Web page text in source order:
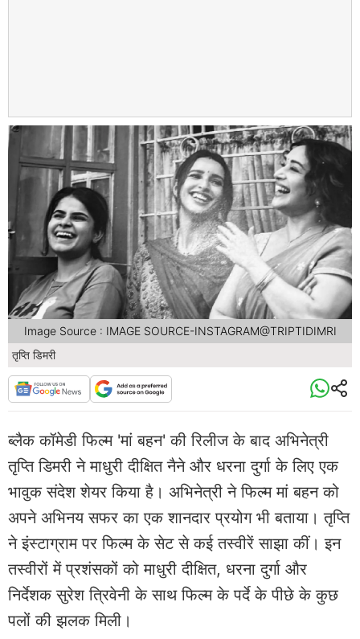
तृप्ति डिमरी
Image Source : IMAGE SOURCE-INSTAGRAM@TRIPTIDIMRI
ब्लैक कॉमेडी फिल्म 'मां बहन' की रिलीज के बाद अभिनेत्री
तृप्ति डिमरी ने माधुरी दीक्षित नैने और धरना दुर्गा के लिए एक
भावुक संदेश शेयर किया है। अभिनेत्री ने फिल्म मां बहन को
अपने अभिनय सफर का एक शानदार प्रयोग भी बताया। तृप्ति
ने इंस्टाग्राम पर फिल्म के सेट से कई तस्वीरें साझा कीं। इन
तस्वीरों में प्रशंसकों को माधुरी दीक्षित, धरना दुर्गा और
निर्देशक सुरेश त्रिवेनी के साथ फिल्म के पर्दे के पीछे के कुछ
पलों की झलक मिली।